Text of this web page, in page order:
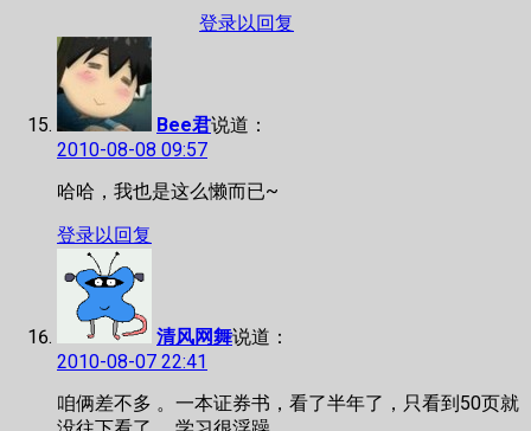
登录以回复
Bee君说道：
2010-08-08 09:57
哈哈，我也是这么懒而已~
登录以回复
清风网舞说道：
2010-08-07 22:41
咱俩差不多 。一本证券书，看了半年了，只看到50页就